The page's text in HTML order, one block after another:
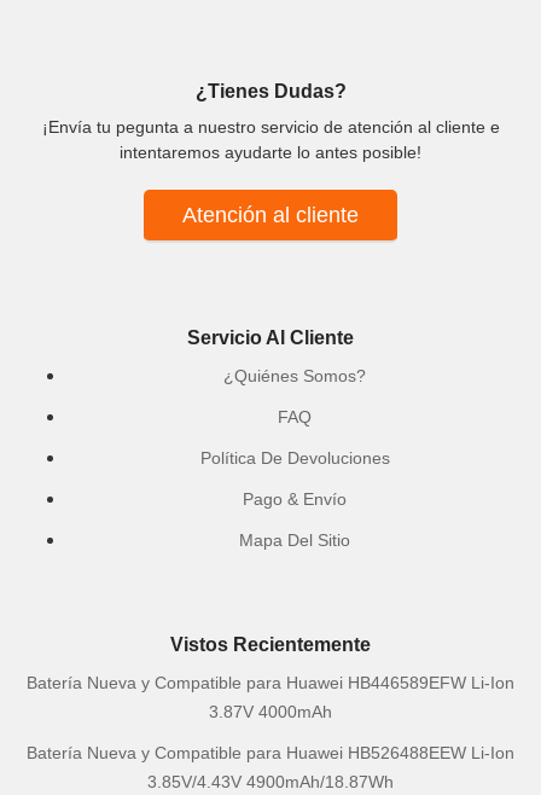
¿Tienes Dudas?
¡Envía tu pegunta a nuestro servicio de atención al cliente e
intentaremos ayudarte lo antes posible!
Atención al cliente
Servicio Al Cliente
¿Quiénes Somos?
FAQ
Política De Devoluciones
Pago & Envío
Mapa Del Sitio
Vistos Recientemente
Batería Nueva y Compatible para Huawei HB446589EFW Li-Ion
3.87V 4000mAh
Batería Nueva y Compatible para Huawei HB526488EEW Li-Ion
3.85V/4.43V 4900mAh/18.87Wh